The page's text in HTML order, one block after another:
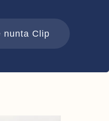
nunta Clip